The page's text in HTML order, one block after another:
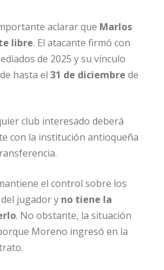
aclarar que Marlos
libre. El atacante firmó con
de 2025 y su vínculo
hasta el 31 de diciembre de
club interesado deberá
con la institución antioqueña
el control sobre los
jugador y no tiene la
. No obstante, la situación
Moreno ingresó en la